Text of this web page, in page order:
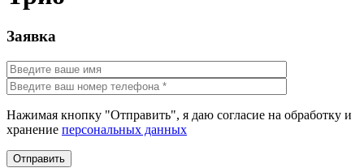
Заявка
Нажимая кнопку "Отправить", я даю согласие на обработку и
хранение персональных данных
Отправить